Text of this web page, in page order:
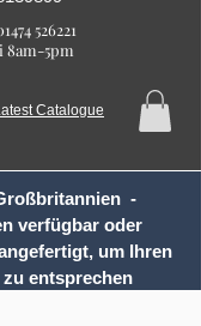
526221
8am-5pm
Catalogue
-
verfügbar oder
um Ihren
entsprechen